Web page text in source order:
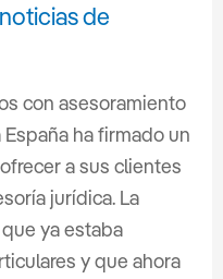
noticias de
con asesoramiento
ha firmado un
a sus clientes
jurídica. La
ya estaba
y que ahora